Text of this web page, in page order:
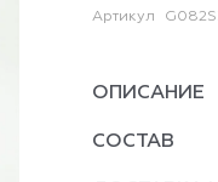
Артикул
ОПИСАНИЕ
СОСТАВ